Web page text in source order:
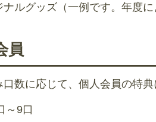
ナルグッズ（一例です。年度に
員
口数に応じて、個人会員の特
～9口